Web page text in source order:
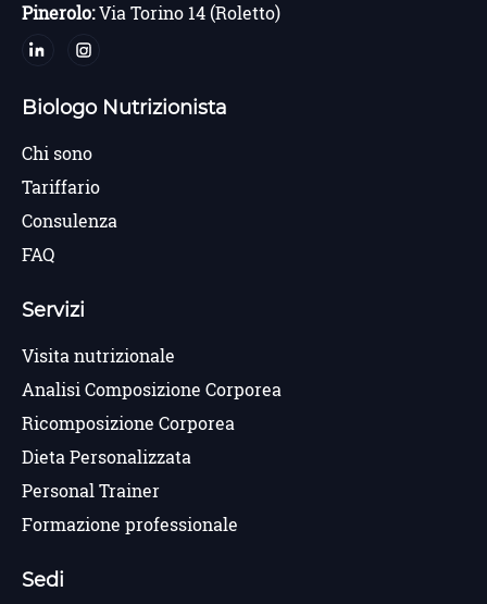
Pinerolo:Via Torino 14 (Roletto)
Biologo Nutrizionista
Chi sono
Tariffario
Consulenza
FAQ
Servizi
Visita nutrizionale
Analisi Composizione Corporea
Ricomposizione Corporea
Dieta Personalizzata
Personal Trainer
Formazione professionale
Sedi